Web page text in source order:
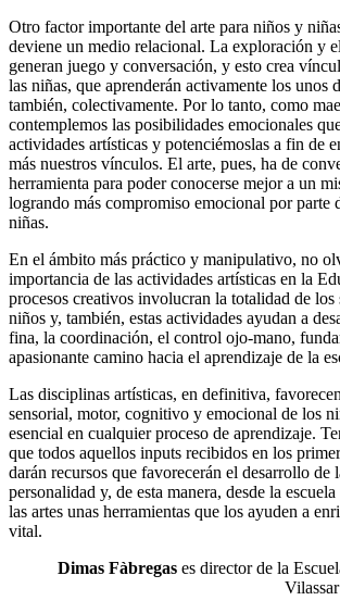
Otro factor importante del arte para niños y
deviene un medio relacional. La exploración y
generan juego y conversación, y esto crea
las niñas, que aprenderán activamente los unos
también, colectivamente. Por lo tanto, como
contemplemos las posibilidades emocionales
actividades artísticas y potenciémoslas a fin de
más nuestros vínculos. El arte, pues, ha de
herramienta para poder conocerse mejor a un
logrando más compromiso emocional por parte
niñas.
En el ámbito más práctico y manipulativo, no
importancia de las actividades artísticas en la
procesos creativos involucran la totalidad de los
niños y, también, estas actividades ayudan a
fina, la coordinación, el control ojo-mano,
apasionante camino hacia el aprendizaje de la
Las disciplinas artísticas, en definitiva,
sensorial, motor, cognitivo y emocional de los
esencial en cualquier proceso de aprendizaje.
que todos aquellos inputs recibidos en los
darán recursos que favorecerán el desarrollo de
personalidad y, de esta manera, desde la
las artes unas herramientas que los ayuden a
vital.
Dimas Fàbregas es director de la